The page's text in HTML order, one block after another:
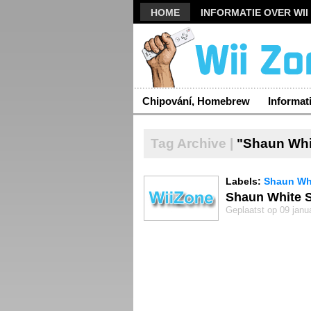
HOME INFORMATIE OVER WII
Chipování, Homebrew
Tag Archive | "Shaun
Labels: Shaun
Shaun White
Geplaatst op 09